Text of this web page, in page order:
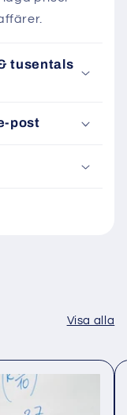
tusentals
post
Visa alla